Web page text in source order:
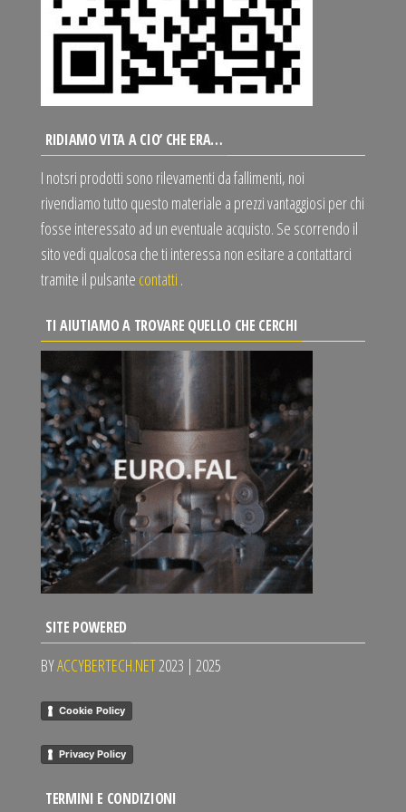
RIDIAMO VITA A CIO’ CHE ERA…
I notsri prodotti sono rilevamenti da fallimenti, noi
rivendiamo tutto questo materiale a prezzi vantaggiosi per chi
fosse interessato ad un eventuale acquisto. Se scorrendo il
sito vedi qualcosa che ti interessa non esitare a contattarci
tramite il pulsante contatti .
TI AIUTIAMO A TROVARE QUELLO CHE CERCHI
SITE POWERED
BYACCYBERTECH.NET2023 | 2025
Cookie Policy
Privacy Policy
TERMINI E CONDIZIONI